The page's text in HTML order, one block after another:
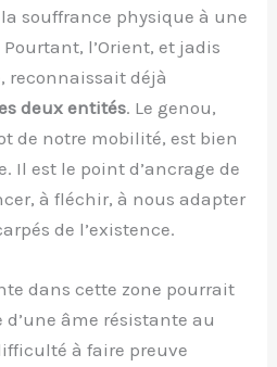
souffrance physique à une
l’Orient, et jadis
reconnaissait déjà
deux entités. Le genou,
de notre mobilité, est bien
Il est le point d’ancrage de
à fléchir, à nous adapter
de l’existence.
dans cette zone pourrait
âme résistante au
à faire preuve